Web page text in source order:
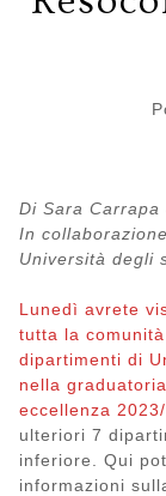
Di Sara
In
Università degli
Lunedì avrete
tutta la
dipartimenti di
nella
eccellenza
ulteriori 7
inferiore. Qui
informazioni